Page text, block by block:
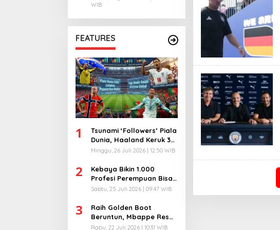
WIB
FEATURES
1
Tsunami ‘Followers’ Piala
Dunia, Haaland Keruk 32
Juta, Kiper 40 Tahun
Minggu, 26 Juli 2026 | 12:50 WIB
2
Kebaya Bikin 1.000
Profesi Perempuan Bisa
Menyatu di Arena
Sabtu, 25 Juli 2026 | 09:47 WIB
3
Raih Golden Boot
Beruntun, Mbappe Resmi
Kunci Takhta Top Skor
Rabu, 22 Juli 2026 | 10:31 WIB